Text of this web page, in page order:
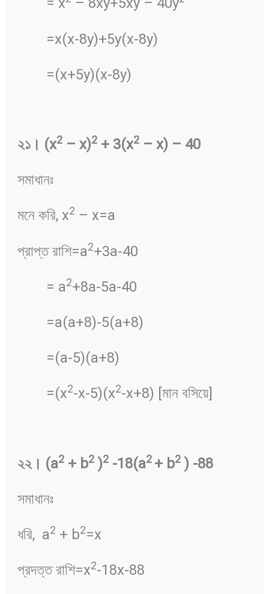
=x(x-8y)+5y(x-8y)
=(x+5y)(x-8y)
২১। (x2– x)2+ 3(x2– x) – 40
সমাধানঃ
মনে করি, x2 – x=a
প্রাপ্ত রাশি=a2+3a-40
= a2+8a-5a-40
=a(a+8)-5(a+8)
=(a-5)(a+8)
=(x2-x-5)(x2-x+8) [মান বসিয়ে]
২২। (a2+ b2)2-18(a2 + b2) -88
সমাধানঃ
ধরি, a2 + b2=x
প্রদত্ত রাশি=x2-18x-88